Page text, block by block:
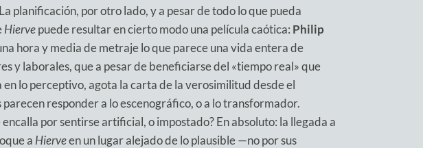
planificación, por otro lado, y a pesar de todo lo que pueda
Hiervepuede resultar en cierto modo una película caótica: Philip
hora y media de metraje lo que parece una vida entera de
y laborales, que a pesar de beneficiarse del «tiempo real» que
en lo perceptivo, agota la carta de la verosimilitud desde el
responder a lo escenográfico, o a lo transformador.
por sentirse artificial, o impostado? En absoluto: la llegada a
a Hierveen un lugar alejado de lo plausible —no por sus